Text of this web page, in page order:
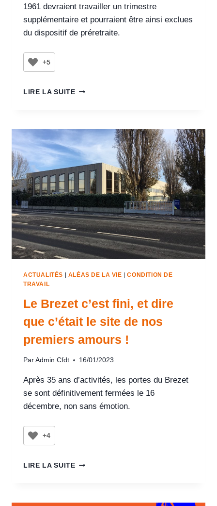
1961 devraient travailler un trimestre
supplémentaire et pourraient être ainsi exclues
du dispositif de préretraite.
+5
LIRE LA SUITE
ACTUALITÉS | ALÉAS DE LA VIE |CONDITION DE
TRAVAIL
Le Brezet c’est fini, et dire
que c’était le site de nos
premiers amours !
Par Admin Cfdt 16/01/2023
Après 35 ans d’activités, les portes du Brezet
se sont définitivement fermées le 16
décembre, non sans émotion.
+4
LIRE LA SUITE